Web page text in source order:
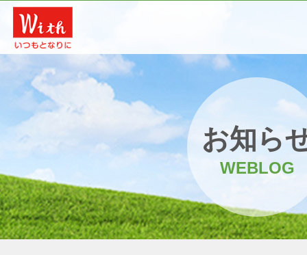
お知ら
WEBLOG